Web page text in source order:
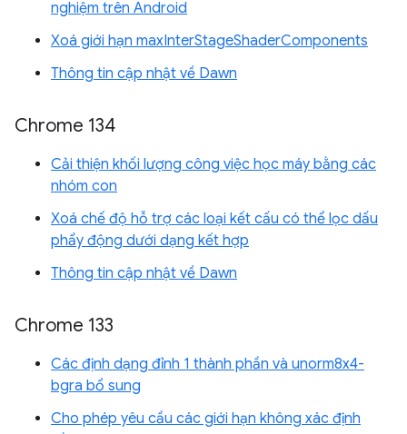
nghiệm trên Android
Xoá giới hạn maxInterStageShaderComponents
Thông tin cập nhật về Dawn
Chrome 134
Cải thiện khối lượng công việc học máy bằng các
nhóm con
Xoá chế độ hỗ trợ các loại kết cấu có thể lọc dấu
phẩy động dưới dạng kết hợp
Thông tin cập nhật về Dawn
Chrome 133
Các định dạng đỉnh 1 thành phần và unorm8x4-
bgra bổ sung
Cho phép yêu cầu các giới hạn không xác định